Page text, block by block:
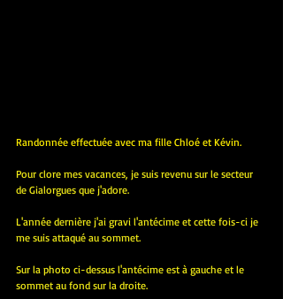
Randonnée effectuée avec ma fille Chloé et Kévin.
Pour clore mes vacances, je suis revenu sur le secteur
de Gialorgues que j'adore.
L'année dernière j'ai gravi l'antécime et cette fois-ci je
me suis attaqué au sommet.
Sur la photo ci-dessus l'antécime est à gauche et le
sommet au fond sur la droite.